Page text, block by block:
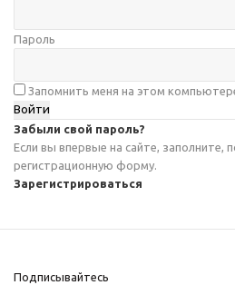
Пароль
Запомнить меня на этом
Забыли свой пароль?
Если вы впервые на сайте, заполните,
регистрационную форму.
Зарегистрироваться
Подписывайтесь